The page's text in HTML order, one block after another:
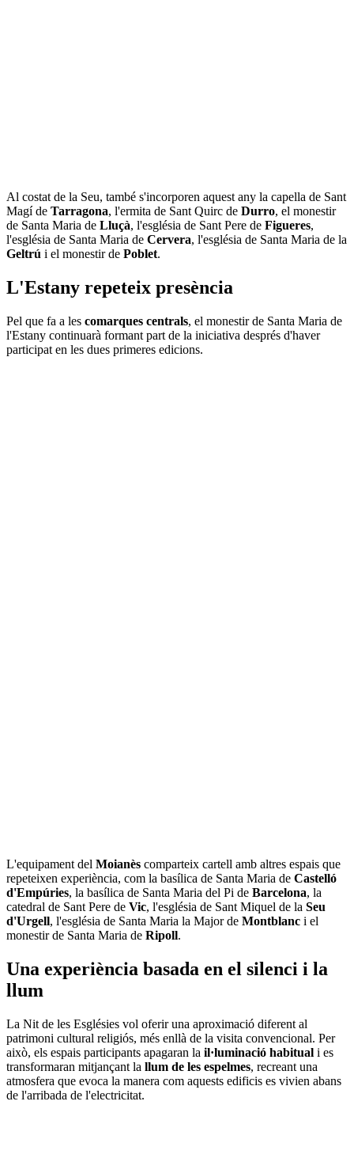
Al costat de la Seu, també s'incorporen aquest any la capella de Sant
Magí de Tarragona, l'ermita de Sant Quirc de Durro, el monestir
de Santa Maria de Lluçà, l'església de Sant Pere de Figueres,
l'església de Santa Maria de Cervera, l'església de Santa Maria de la
Geltrú i el monestir de Poblet.
L'Estany repeteix presència
Pel que fa a les comarques centrals, el monestir de Santa Maria de
l'Estany continuarà formant part de la iniciativa després d'haver
participat en les dues primeres edicions.
L'equipament del Moianès comparteix cartell amb altres espais que
repeteixen experiència, com la basílica de Santa Maria de Castelló
d'Empúries, la basílica de Santa Maria del Pi de Barcelona, la
catedral de Sant Pere de Vic, l'església de Sant Miquel de la Seu
d'Urgell, l'església de Santa Maria la Major de Montblanc i el
monestir de Santa Maria de Ripoll.
Una experiència basada en el silenci i la
llum
La Nit de les Esglésies vol oferir una aproximació diferent al
patrimoni cultural religiós, més enllà de la visita convencional. Per
això, els espais participants apagaran la il·luminació habitual i es
transformaran mitjançant la llum de les espelmes, recreant una
atmosfera que evoca la manera com aquests edificis es vivien abans
de l'arribada de l'electricitat.